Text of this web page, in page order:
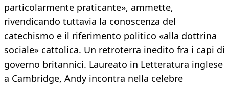
particolarmente praticante», ammette,
rivendicando tuttavia la conoscenza del
catechismo e il riferimento politico «alla dottrina
sociale» cattolica. Un retroterra inedito fra i capi di
governo britannici. Laureato in Letteratura inglese
a Cambridge, Andy incontra nella celebre